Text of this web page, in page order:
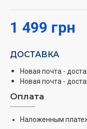
Дизайн
использование
Он не утомит ваши
использовании.
Фен BaByliss
1 499 грн
ДОСТАВКА
Новая почта -
Новая почта -
Оплата
Наложенным